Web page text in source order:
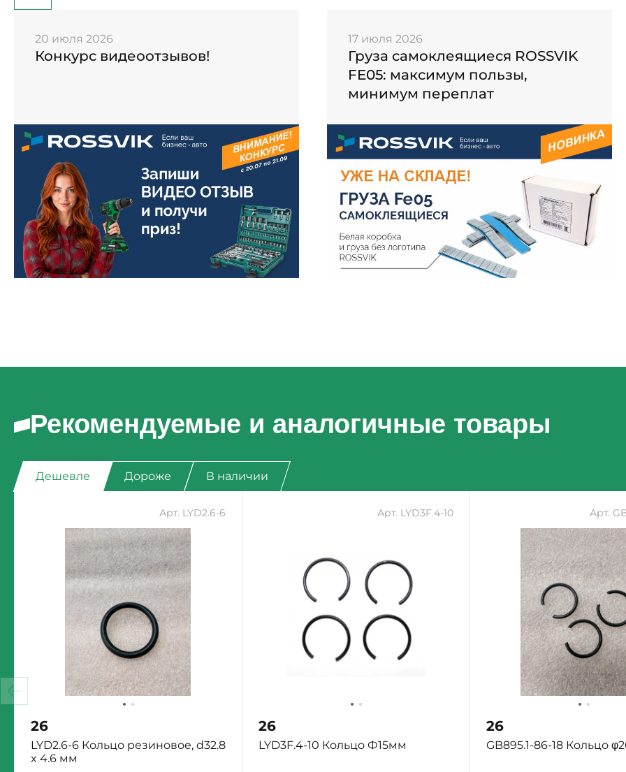
20 июля 2026
Конкурс видеоотзывов!
17 июля 2026
Груза самоклеящиеся ROSSVIK
FE05: максимум пользы,
минимум переплат
Рекомендуемые и аналогичные товары
Дешевле Дороже В наличии
Арт. LYD2.6-6
26
LYD2.6-6 Кольцо резиновое, d32.8
x 4.6 мм
Арт. LYD3F.4-10
26
LYD3F.4-10 Кольцо Ф15мм
Арт.
26
GB895.1-86-18 Кольцо